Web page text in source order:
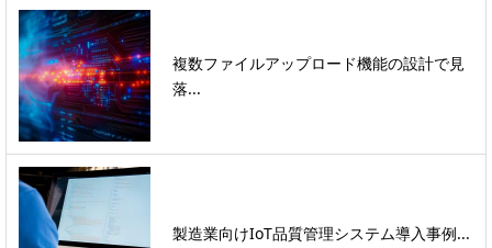
複数ファイルアップロード機能の設計で見
落...
製造業向けIoT品質管理システム導入事例...